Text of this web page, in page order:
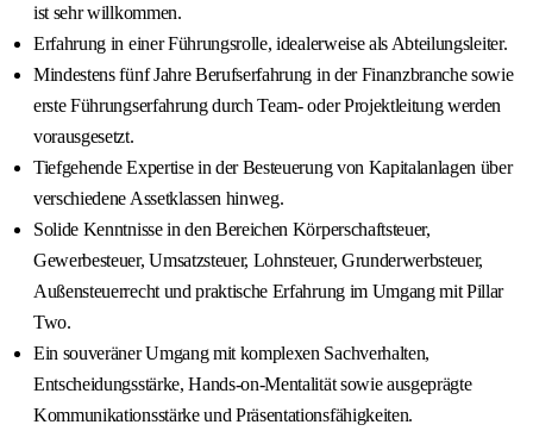
ist sehr willkommen.
Erfahrung in einer Führungsrolle, idealerweise als Abteilungsleiter.
Mindestens fünf Jahre Berufserfahrung in der Finanzbranche sowie
erste Führungserfahrung durch Team- oder Projektleitung werden
vorausgesetzt.
Tiefgehende Expertise in der Besteuerung von Kapitalanlagen über
verschiedene Assetklassen hinweg.
Solide Kenntnisse in den Bereichen Körperschaftsteuer,
Gewerbesteuer, Umsatzsteuer, Lohnsteuer, Grunderwerbsteuer,
Außensteuerrecht und praktische Erfahrung im Umgang mit Pillar
Two.
Ein souveräner Umgang mit komplexen Sachverhalten,
Entscheidungsstärke, Hands‑on‑Mentalität sowie ausgeprägte
Kommunikationsstärke und Präsentationsfähigkeiten.